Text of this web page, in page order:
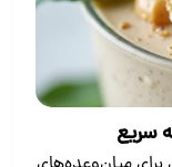
سریع